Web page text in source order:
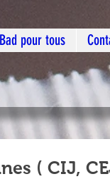
Bad pour tous
( CIJ,